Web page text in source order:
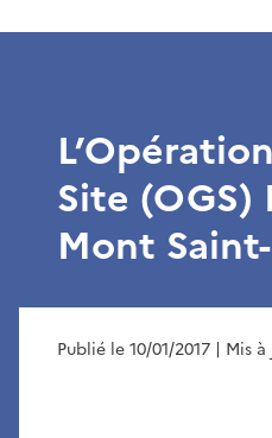
Site (OGS)
Mont
Publié le 10/01/2017 | Mis